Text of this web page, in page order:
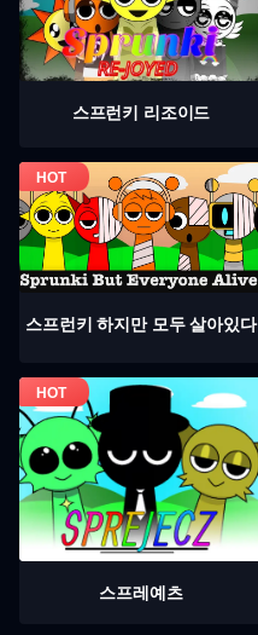
스프런키 리조이드
스프런키 하지만 모두 살아있다
스프레예츠